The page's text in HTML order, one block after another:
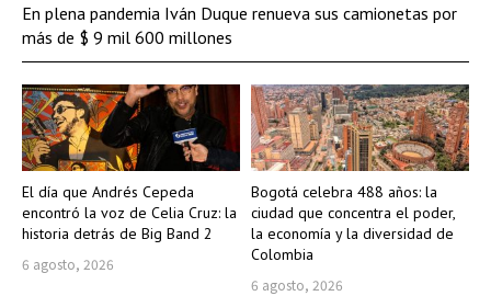
El día que Andrés Cepeda
encontró la voz de Celia Cruz: la
historia detrás de Big Band 2
6 agosto, 2026
Bogotá celebra 488 años: la
ciudad que concentra el poder,
la economía y la diversidad de
Colombia
6 agosto, 2026
En plena pandemia Iván Duque renueva sus camionetas por
más de $ 9 mil 600 millones